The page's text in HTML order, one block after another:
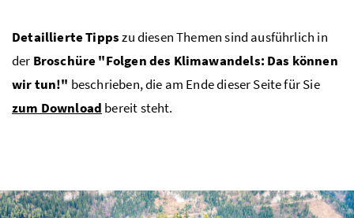
Detaillierte Tippszu diesen Themen sind ausführlich in
der Broschüre "Folgen des Klimawandels: Das können
wir tun!" beschrieben, die am Ende dieser Seite für Sie
zum Download bereit steht.